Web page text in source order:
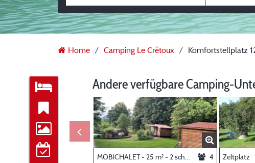
Home Camping Le Crêtoux Komfortstellplatz
Andere verfügbare Camping-
4 Zeltplatz